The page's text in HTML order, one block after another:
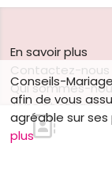
En savoir plus
Contactez-nous
Qui sommes-
Jobs et stages
Partenaires
Mentions légales
Conseils-
afin de vous
agréable sur
plus